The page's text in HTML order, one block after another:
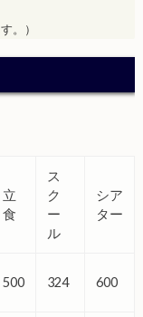
。）
立
食
ス
ク
ー
ル
シア
ター
500 324 600